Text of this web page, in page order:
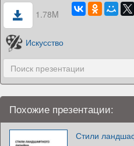
1.78M
Искусство
Похожие презентации:
Стили